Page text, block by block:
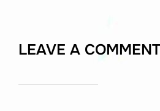
LEAVE A COMMENT